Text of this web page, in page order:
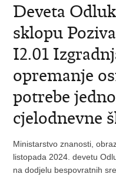
Deveta
sklopu
I2.01
opremanje
potrebe
cjelodnevne
Ministarstvo znanosti,
listopada 2024. devetu
na dodjelu bespovratnih